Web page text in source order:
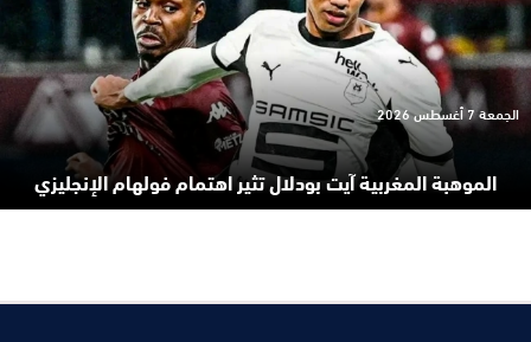
الموهبة المغربية آيت بودلال تثير اهتمام فولهام الإنجليزي
الجمعة 7 أغسطس 2026